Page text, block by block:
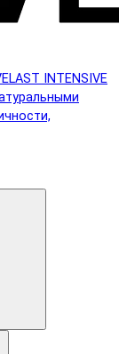
INTENSIVE